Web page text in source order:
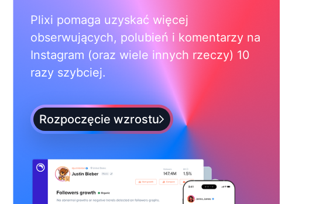
Plixi pomaga uzyskać więcej
obserwujących, polubień i komentarzy na
Instagram (oraz wiele innych rzeczy) 10
razy szybciej.
Rozpoczęcie wzrostu